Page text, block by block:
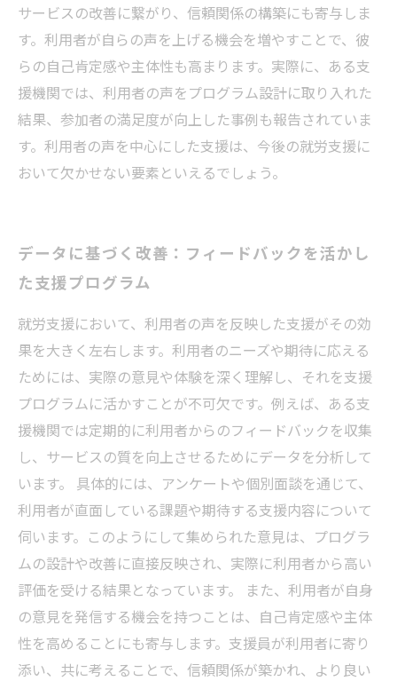
サービスの改善に繋がり、信頼関係の構築にも寄与しま
す。利用者が自らの声を上げる機会を増やすことで、彼
らの自己肯定感や主体性も高まります。実際に、ある支
援機関では、利用者の声をプログラム設計に取り入れた
結果、参加者の満足度が向上した事例も報告されていま
す。利用者の声を中心にした支援は、今後の就労支援に
おいて欠かせない要素といえるでしょう。
データに基づく改善：フィードバックを活かし
た支援プログラム
就労支援において、利用者の声を反映した支援がその効
果を大きく左右します。利用者のニーズや期待に応える
ためには、実際の意見や体験を深く理解し、それを支援
プログラムに活かすことが不可欠です。例えば、ある支
援機関では定期的に利用者からのフィードバックを収集
し、サービスの質を向上させるためにデータを分析して
います。 具体的には、アンケートや個別面談を通じて、
利用者が直面している課題や期待する支援内容について
伺います。このようにして集められた意見は、プログラ
ムの設計や改善に直接反映され、実際に利用者から高い
評価を受ける結果となっています。 また、利用者が自身
の意見を発信する機会を持つことは、自己肯定感や主体
性を高めることにも寄与します。支援員が利用者に寄り
添い、共に考えることで、信頼関係が築かれ、より良い